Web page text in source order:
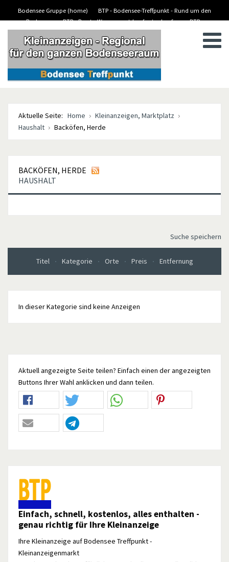
Bodensee Gruppe (home)
BTP - Bodensee-Treffpunkt - Rund um den
Bodensee
BTP - Boote-Wassersport-kaufen/verkaufen
BTP -
BTP - Kleinanzeigen
Aktuelle Seite: Home
Kleinanzeigen, Marktplatz
Haushalt
Backöfen, Herde
BACKÖFEN, HERDE
HAUSHALT
Suche speichern
Titel Kategorie Orte Preis Entfernung
In dieser Kategorie sind keine Anzeigen
Aktuell angezeigte Seite teilen? Einfach einen der angezeigten
Buttons Ihrer Wahl anklicken und dann teilen.
Einfach, schnell, kostenlos, alles enthalten -
genau richtig für Ihre Kleinanzeige
Ihre Kleinanzeige auf Bodensee Treffpunkt -
Kleinanzeigenmarkt